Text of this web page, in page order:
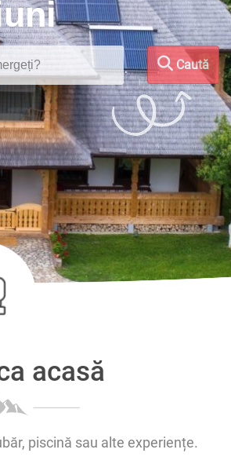
Caută
acasă
piscină sau alte experiențe.